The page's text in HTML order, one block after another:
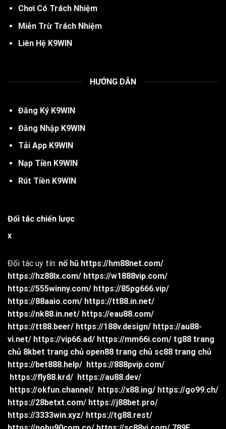
Chơi Có Trách Nhiệm
Miễn Trừ Trách Nhiệm
Liên Hệ K9WIN
HƯỚNG DẪN
Đăng Ký K9WIN
Đăng Nhập K9WIN
Tải App K9WIN
Nạp Tiền K9WIN
Rút Tiền K9WIN
Đối tác chiến lược
x
Đối tác uy tín: nổ hũ https://hm88net.com/
https://hz88lx.com/ https://w1888vip.com/
https://555winny.com/ https://85pg666.vip/
https://88aaio.com/ https://tt88.in.net/
https://nk88.in.net/ https://eau88.com/
https://tt88.beer/ https://188v.design/ https://au88-
vi.net/ https://vip66.ad/ https://mm66i.com/ tg88 trang
chủ 8kbet trang chủ open88 trang chủ sc88 trang chủ
https://bet888.help/ https://888pvip.com/
https://fly88.krd/ https://au88.dev/
https://okfun.channel/ https://x88.ing/ https://go99.ch/
https://28betxt.com/ https://j88bet.pro/
https://3333win.xyz/ https://tg88.rest/